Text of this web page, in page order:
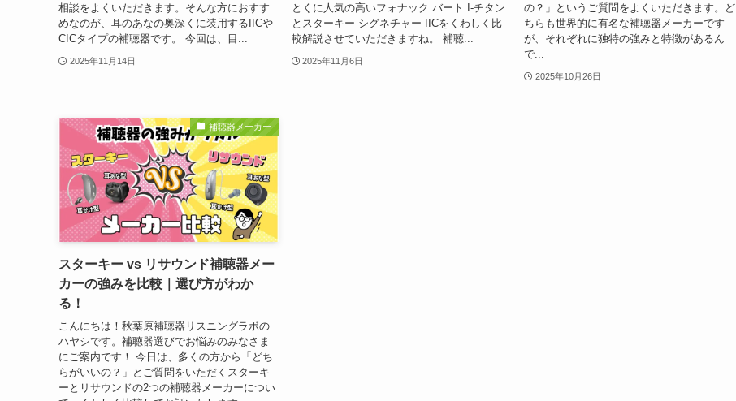
相談をよくいただきます。そんな方におすす
めなのが、耳のあなの奥深くに装用するIICや
CICタイプの補聴器です。 今回は、目...
2025年11月14日
とくに人気の高いフォナック バート I-チタン
とスターキー シグネチャー IICをくわしく比
較解説させていただきますね。 補聴...
2025年11月6日
の？」というご質問をよくいただきます。ど
ちらも世界的に有名な補聴器メーカーです
が、それぞれに独特の強みと特徴があるん
で...
2025年10月26日
補聴器メーカー
スターキー vs リサウンド補聴器メー
カーの強みを比較｜選び方がわか
る！
こんにちは！秋葉原補聴器リスニングラボの
ハヤシです。補聴器選びでお悩みのみなさま
にご案内です！ 今日は、多くの方から「どち
らがいいの？」とご質問をいただくスターキ
ーとリサウンドの2つの補聴器メーカーについ